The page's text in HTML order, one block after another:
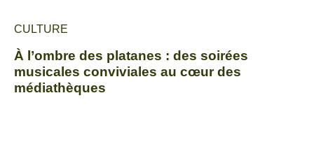
CULTURE
À l’ombre des platanes : des soirées
musicales conviviales au cœur des
médiathèques